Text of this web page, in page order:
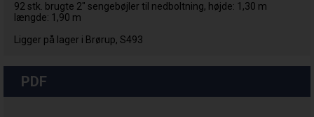
92 stk. brugte 2" sengebøjler til nedboltning, højde: 1,30 m
længde: 1,90 m
Ligger på lager i Brørup, S493
PDF